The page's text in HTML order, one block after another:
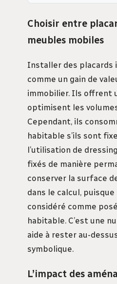
Choisir entre
meubles mobiles
Installer des placards
comme un gain de
immobilier. Ils offrent
optimisent les
Cependant, ils
habitable s’ils sont
l’utilisation de
fixés de manière
conserver la surface
dans le calcul,
considéré comme
habitable. C’est une
aide à rester au-
symbolique.
L’impact des